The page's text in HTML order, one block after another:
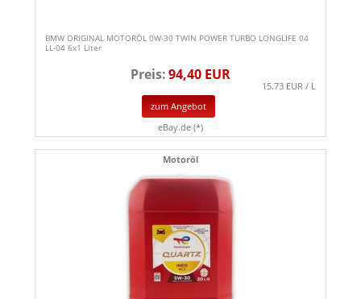
BMW ORIGINAL MOTORÖL 0W-30 TWIN POWER TURBO LONGLIFE 04
LL-04 6x1 Liter
Preis:94,40 EUR
15.73 EUR / L
zum Angebot
eBay.de (*)
Motoröl